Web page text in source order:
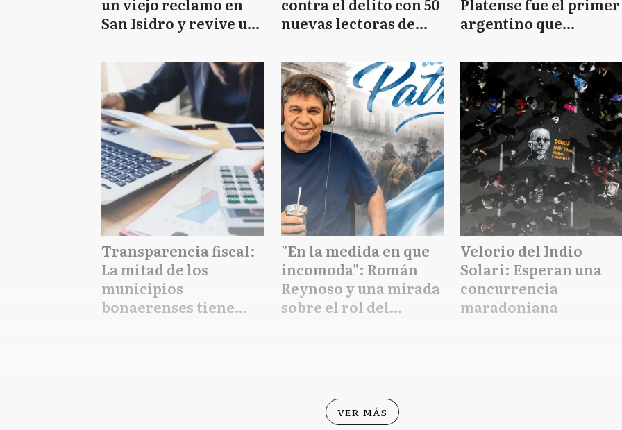
un viejo reclamo en
San Isidro y revive un
en Vicente López
contra el delito con 50
nuevas lectoras de
accesos
Platense fue el primer
argentino que
transmisión del
Mundial 2026
Transparencia fiscal:
La mitad de los
municipios
bonaerenses tiene
"En la medida en que
incomoda": Román
Reynoso y una mirada
sobre el rol del
Velorio del Indio
Solari: Esperan una
concurrencia
maradoniana
VER MÁS